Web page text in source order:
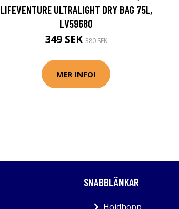
LIFEVENTURE ULTRALIGHT DRY BAG 75L,
LV59680
349 SEK380 SEK
MER INFO!
SNABBLÄNKAR